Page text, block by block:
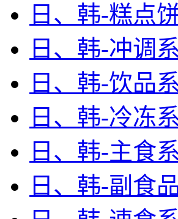
日、韩-糕点
日、韩-冲调
日、韩-饮品
日、韩-冷冻
日、韩-主食
日、韩-副食